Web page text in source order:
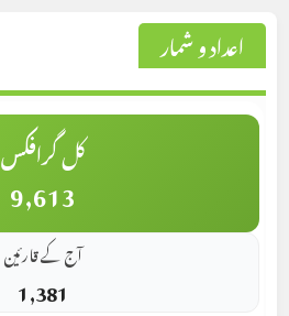
اعداد و شمار
کل گرافکس
9,613
آج کے قارئین
1,381